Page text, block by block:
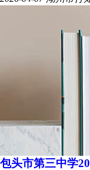
包头市第三中学